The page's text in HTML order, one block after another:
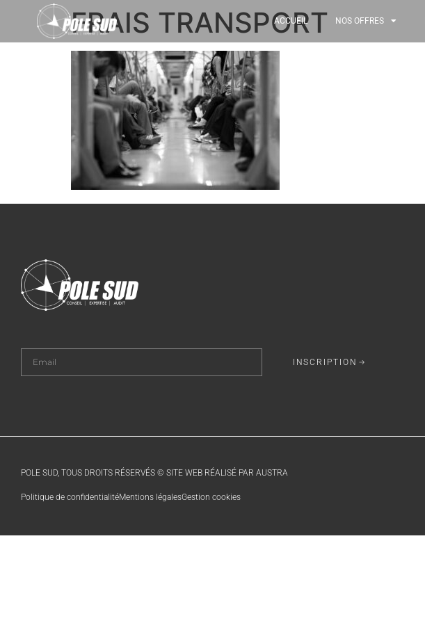
ACCUEIL NOS OFFRES
FRAIS TRANSPORT
INSCRIPTION
POLE SUD, TOUS DROITS RÉSERVÉS © SITE WEB RÉALISÉ PAR AUSTRA
Politique de confidentialitéMentions légalesGestion cookies